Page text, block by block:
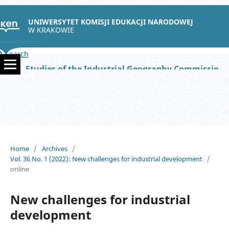
UNIWERSYTET KOMISJI EDUKACJI NARODOWEJ
W KRAKOWIE
Search
Studies of the Industrial Geography Commission of the Polish Geographical Society
Home / Archives /
Vol. 36 No. 1 (2022): New challenges for industrial development /
online
New challenges for industrial
development